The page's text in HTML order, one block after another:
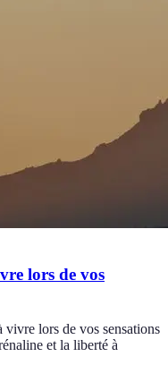
lors de vos
vivre lors de vos sensations
et la liberté à